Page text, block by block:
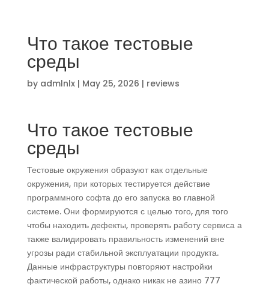
Что такое тестовые
среды
by admlnlx| May 25, 2026 | reviews
Что такое тестовые
среды
Тестовые окружения образуют как отдельные
окружения, при которых тестируется действие
программного софта до его запуска во главной
системе. Они формируются с целью того, для того
чтобы находить дефекты, проверять работу сервиса а
также валидировать правильность изменений вне
угрозы ради стабильной эксплуатации продукта.
Данные инфраструктуры повторяют настройки
фактической работы, однако никак не азино 777